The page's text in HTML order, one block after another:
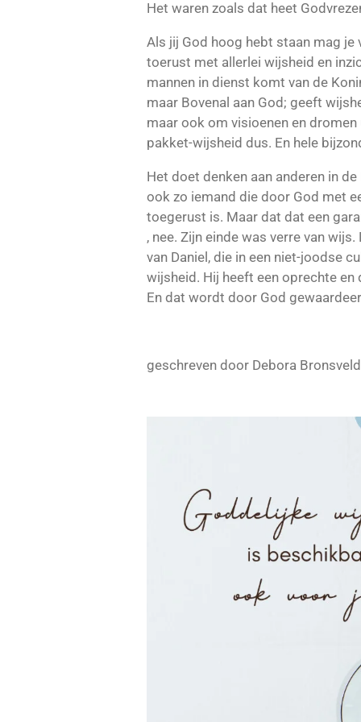
Het waren zoals dat heet
Als jij God hoog hebt staan mag je
toerust met allerlei wijsheid en
mannen in dienst komt van de
maar Bovenal aan God; geeft
maar ook om visioenen en
pakket-wijsheid dus. En hele
Het doet denken aan anderen in
ook zo iemand die door God met
toegerust is. Maar dat dat een
, nee. Zijn einde was verre van
van Daniel, die in een niet-joodse
wijsheid. Hij heeft een oprechte en
En dat wordt door God
geschreven door Debora